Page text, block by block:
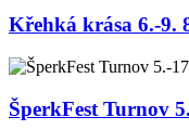
Křehká krása 6.-9.
ŠperkFest Turnov